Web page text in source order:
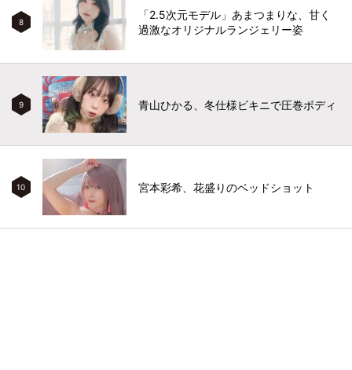
8
「2.5次元モデル」あまつまりな、甘く
過激なオリジナルランジェリー姿
9 青山ひかる、冬仕様ビキニで圧巻ボディ
10 宮本彩希、花盛りのベッドショット